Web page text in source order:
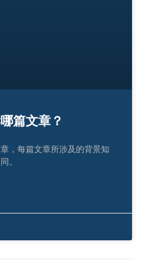
篇文章？
，每篇文章所涉及的背景知
。